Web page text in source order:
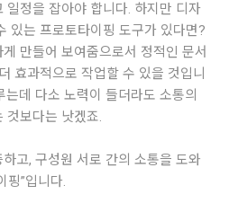
일정을 잡아야 합니다. 하지만 디자
있는 프로토타이핑 도구가 있다면?
만들어 보여줌으로서 정적인 문서
효과적으로 작업할 수 있을 것입니
데 다소 노력이 들더라도 소통의
것보다는 낫겠죠.
고, 구성원 서로 간의 소통을 도와
핑”입니다.